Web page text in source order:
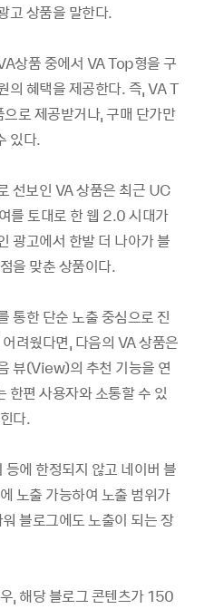
고 상품을 말한다.
상품 중에서 VA Top형을 구
의 혜택을 제공한다. 즉, VA T
로 제공받거나, 구매 단가만
있다.
선보인 VA 상품은 최근 UC
를 토대로 한 웹 2.0 시대가
광고에서 한발 더 나아가 블
을 맞춘 상품이다.
통한 단순 노출 중심으로 진
려웠다면, 다음의 VA 상품은
뷰(View)의 추천 기능을 연
한편 사용자와 소통할 수 있
다.
에 한정되지 않고 네이버 블
노출 가능하여 노출 범위가
블로그에도 노출이 되는 장
, 해당 블로그 콘텐츠가 150